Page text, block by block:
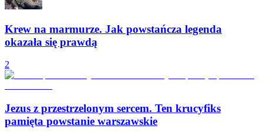
Krew na marmurze. Jak powstańcza legenda
okazała się prawdą
2
Jezus z przestrzelonym sercem. Ten krucyfiks
pamięta powstanie warszawskie